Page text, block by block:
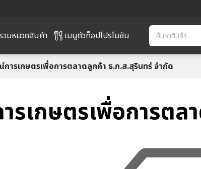
วมหมวดสินค้า เมนูตัวท็อปโปรโมชัน
ารเกษตรเพื่อการตลาดลูกค้า ธ.ก.ส.สุรินทร์ จำกัด
เกษตรเพื่อการตล